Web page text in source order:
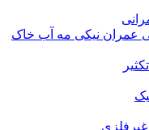
عمران نیکی مه آب خاک